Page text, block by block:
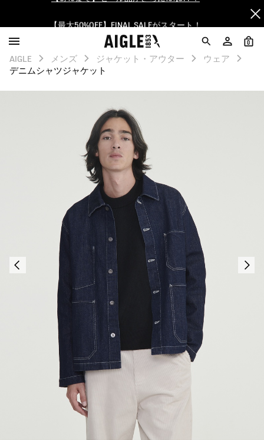
ログイン/会員登録で送料＆返品無料
AIGLE CLUB ポイントサービス終了のお知らせ
【最大50%OFF】FINAL SALEがスタート！
ログイン/会員登録で送料＆返品無料
AIGLE CLUB ポイントサービス終了のお知らせ
0
AIGLE メンズ ジャケット・アウター
ウェア
デニムシャツジャケット